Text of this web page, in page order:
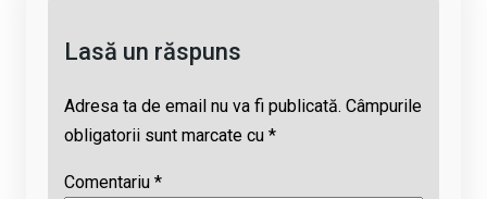
Lasă un răspuns
Adresa ta de email nu va fi publicată. Câmpurile
obligatorii sunt marcate cu *
Comentariu *